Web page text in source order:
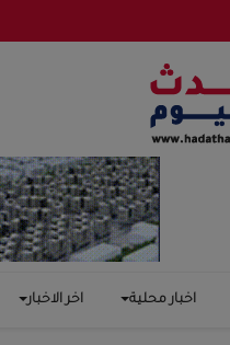
اخبار محلية اخر الاخبار